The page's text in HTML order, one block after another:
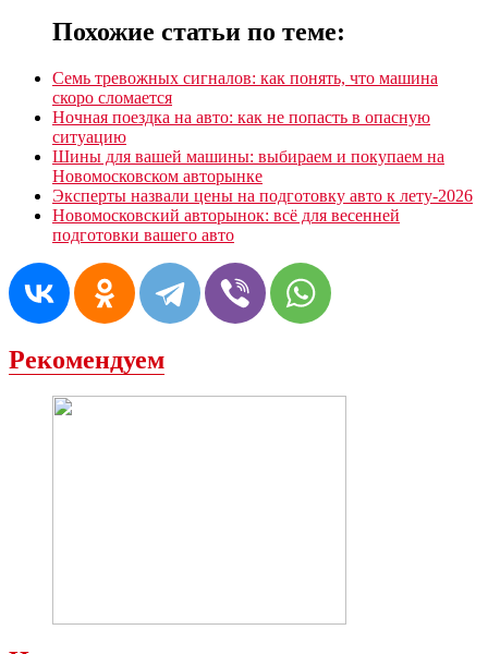
Похожие статьи по теме:
Семь тревожных сигналов: как понять, что машина
скоро сломается
Ночная поездка на авто: как не попасть в опасную
ситуацию
Шины для вашей машины: выбираем и покупаем на
Новомосковском авторынке
Эксперты назвали цены на подготовку авто к лету-2026
Новомосковский авторынок: всё для весенней
подготовки вашего авто
Рекомендуем